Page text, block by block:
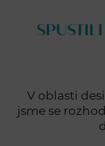
V oblasti
jsme se